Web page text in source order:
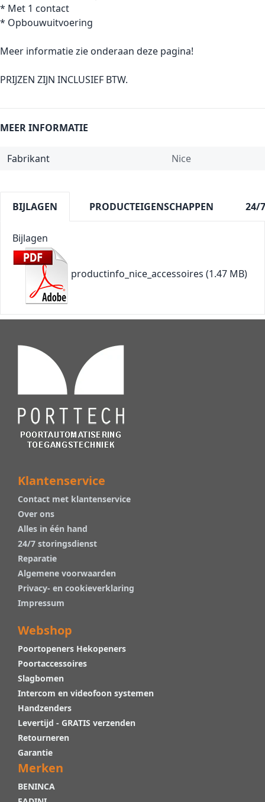
* Met 1 contact
* Opbouwuitvoering
Meer informatie zie onderaan deze pagina!
PRIJZEN ZIJN INCLUSIEF BTW.
MEER INFORMATIE
Fabrikant Nice
BIJLAGEN PRODUCTEIGENSCHAPPEN 24/
Bijlagen
productinfo_nice_accessoires (1.47 MB)
Klantenservice
Contact met klantenservice
Over ons
Alles in één hand
24/7 storingsdienst
Reparatie
Algemene voorwaarden
Privacy- en cookieverklaring
Impressum
Webshop
Poortopeners Hekopeners
Poortaccessoires
Slagbomen
Intercom en videofoon systemen
Handzenders
Levertijd - GRATIS verzenden
Retourneren
Garantie
Merken
BENINCA